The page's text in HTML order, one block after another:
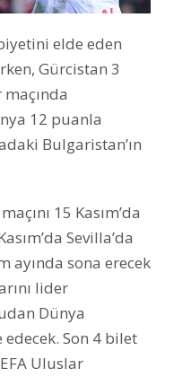
elde eden
Gürcistan 3
12 puanla
Bulgaristan’ın
15 Kasım’da
Sevilla’da
ayında sona erecek
lider
Dünya
edecek. Son 4 bilet
Uluslar